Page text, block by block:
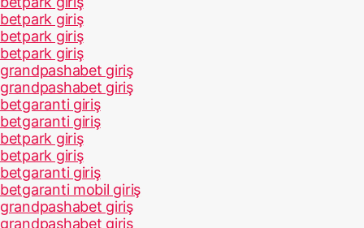
betpark giriş
betpark giriş
betpark giriş
grandpashabet giriş
grandpashabet giriş
betgaranti giriş
betgaranti giriş
betpark giriş
betpark giriş
betgaranti giriş
betgaranti mobil giriş
grandpashabet giriş
grandpashabet giriş